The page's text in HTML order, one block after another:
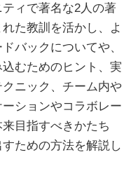
ィで著名な2人の著
た教訓を活かし、よ
バックについてや、
込むためのヒント、実
ニック、チーム内や
ションやコラボレー
目指すべきかたち
ための方法を解説し